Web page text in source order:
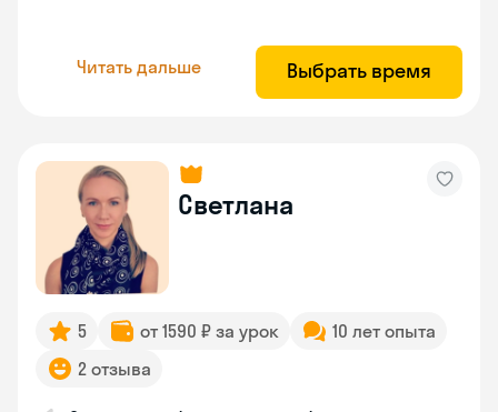
Читать дальше Выбрать время
Светлана
5 от 1590 ₽ за урок
10 лет опыта
2 отзыва